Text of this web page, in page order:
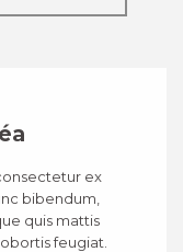
ex
bibendum,
quis mattis
feugiat.